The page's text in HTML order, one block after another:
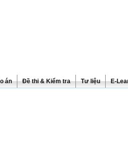
án Đề thi & Kiểm tra Tư liệu E-